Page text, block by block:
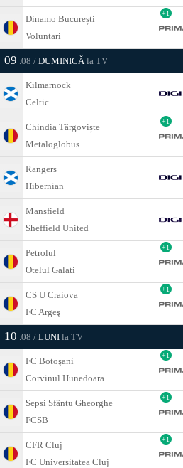
Dinamo București
Voluntari
+1
09 .08 / DUMINICĂla TV
Kilmarnock
Celtic
Chindia Târgoviște
Metaloglobus
+1
Rangers
Hibernian
Mansfield
Sheffield United
Petrolul
Otelul Galati
+1
CS U Craiova
FC Argeş
+1
10 .08 / LUNI la TV
FC Botoşani
Corvinul Hunedoara
+1
Sepsi Sfântu Gheorghe
FCSB
+1
CFR Cluj
FC Universitatea Cluj
+1